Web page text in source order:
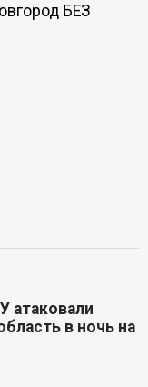
БЕЗ
атаковали
в ночь на